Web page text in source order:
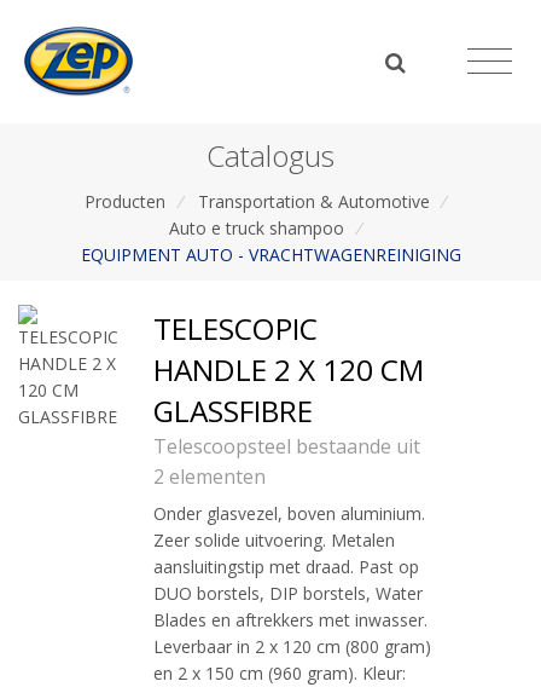
Catalogus
Producten / Transportation & Automotive /
Auto e truck shampoo /
EQUIPMENT AUTO - VRACHTWAGENREINIGING
TELESCOPIC
HANDLE 2 X 120 CM
GLASSFIBRE
Telescoopsteel bestaande uit
2 elementen
Onder glasvezel, boven aluminium.
Zeer solide uitvoering. Metalen
aansluitingstip met draad. Past op
DUO borstels, DIP borstels, Water
Blades en aftrekkers met inwasser.
Leverbaar in 2 x 120 cm (800 gram)
en 2 x 150 cm (960 gram). Kleur: